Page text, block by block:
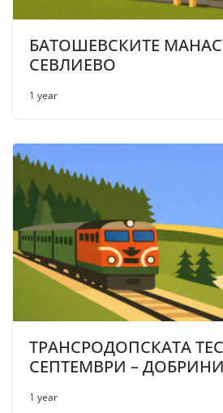
БАТОШЕВСКИТЕ
СЕВЛИЕВО
1 year
ТРАНСРОДОПСКАТА
СЕПТЕМВРИ –
1 year